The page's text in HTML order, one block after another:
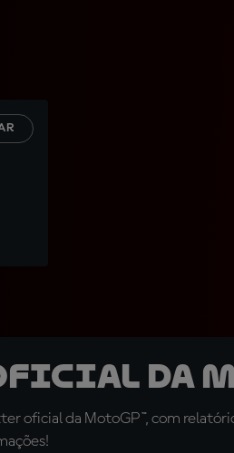
da
oficial da MotoGP™, com